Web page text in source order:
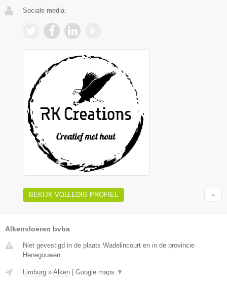
Sociale media:
BEKIJK VOLLEDIG PROFIEL
Alkenvloeren bvba
Niet gevestigd in de plaats Wadelincourt en in de provincie
Henegouwen.
Limburg » Alken Google maps ▼